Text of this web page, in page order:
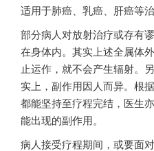
适用于肺癌、乳癌、肝癌等治
部分病人对放射治疗或存有
在身体内。其实上述全属体
止运作，就不会产生辐射。
实上，副作用因人而异。根
都能坚持至疗程完结，医生
能出现的副作用。
病人接受疗程期间，或要面